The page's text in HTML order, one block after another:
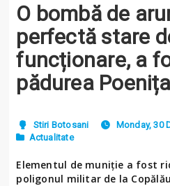
O bombă de
perfectă stare
funcționare, a
pădurea
Stiri Botosani
Monday, 30
Actualitate
Elementul de muniție a fost
poligonul militar de la